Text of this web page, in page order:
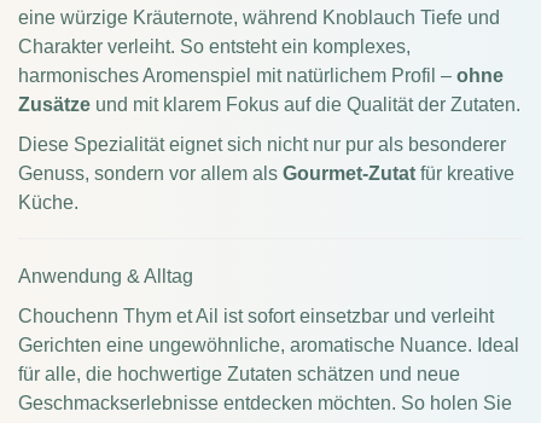
eine würzige Kräuternote, während Knoblauch Tiefe und
Charakter verleiht. So entsteht ein komplexes,
harmonisches Aromenspiel mit natürlichem Profil – ohne
Zusätze und mit klarem Fokus auf die Qualität der Zutaten.
Diese Spezialität eignet sich nicht nur pur als besonderer
Genuss, sondern vor allem als Gourmet-Zutat für kreative
Küche.
Anwendung & Alltag
Chouchenn Thym et Ail ist sofort einsetzbar und verleiht
Gerichten eine ungewöhnliche, aromatische Nuance. Ideal
für alle, die hochwertige Zutaten schätzen und neue
Geschmackserlebnisse entdecken möchten. So holen Sie